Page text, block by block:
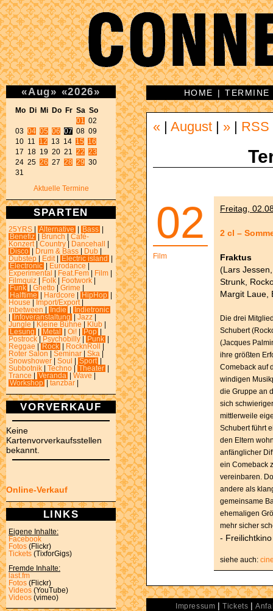
«Aug» «2026»
Mo Di Mi Do Fr Sa So
01
02
03 04 05 06 07 08 09
10 11 12 13 14 15
16
17 18 19 20 21 22 23
24 25 26 27 28 29 30
31
Aktuelle Termine
SPARTEN
25YRS Alternative Bass
Benefiz
Brunch
Café-
Konzert
Country Dancehall
Disco
Drum & Bass Dub
Dubstep
Edit Electric island
Electronic
Eurodance
Experimental
Feat.Fem Film
Filmquiz
Folk Footwork
Funk
Ghetto Grime
Halftime
Hardcore HipHop
House
Import/Export
Inbetween
Indie
Indietronic
Infoveranstaltung Jazz
Jungle
Kleine Bühne Klub
Lesung
Metal Oi! Pop
Postrock
Psychobilly Punk
Reggae
Rock RocknRoll
Roter Salon
Seminar Ska
Snowshower
Soul Sport
Subbotnik
Techno Theater
Trance
Veranda Wave
Workshop
tanzbar
VORVERKAUF
Keine
Kartenvorverkaufsstellen
bekannt.
Online-Verkauf
LINKS
Eigene Inhalte:
Facebook
Fotos (Flickr)
Tickets (TixforGigs)
Fremde Inhalte:
last.fm
Fotos (Flickr)
Videos (YouTube)
Videos (vimeo)
HOME |TERMINE
« August » RSS
02
Film
Freitag,
2 cl –
Fraktus
(Lars
Strunk,
Margit Laue,
Die drei
Schubert
(Jacques
ihre größten
Comeback auf
windigen
die Gruppe an
sich
mittlerweile
Schubert führt
den Eltern
anfänglicher
ein Comeback
vereinbaren.
andere als
gemeinsame
ehemaligen
mehr sicher
-
siehe auch:
Impressum |Tickets |